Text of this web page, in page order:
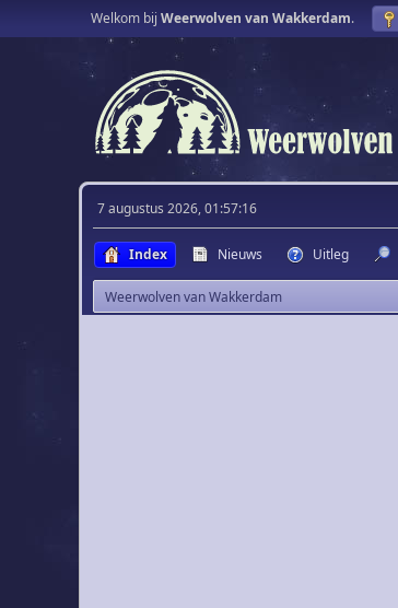
Welkom bij Weerwolven van Wakkerdam.
7 augustus 2026, 01:57:16
Index Nieuws Uitleg
Weerwolven van Wakkerdam